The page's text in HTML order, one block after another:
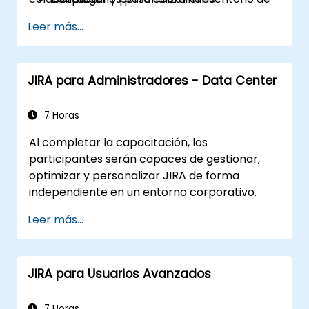
Leer más...
JIRA para Administradores - Data Center
7 Horas
Al completar la capacitación, los
participantes serán capaces de gestionar,
optimizar y personalizar JIRA de forma
independiente en un entorno corporativo.
Leer más...
JIRA para Usuarios Avanzados